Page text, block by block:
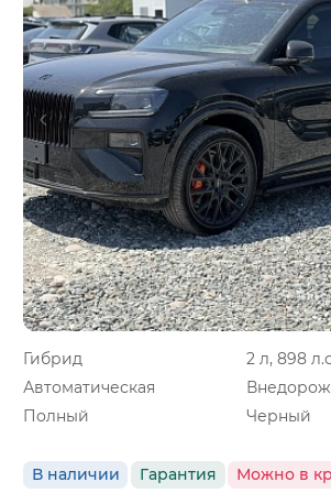
Гибрид
2 л, 898
Автоматическая
Полный
Черный
В наличии Гарантия Можно в